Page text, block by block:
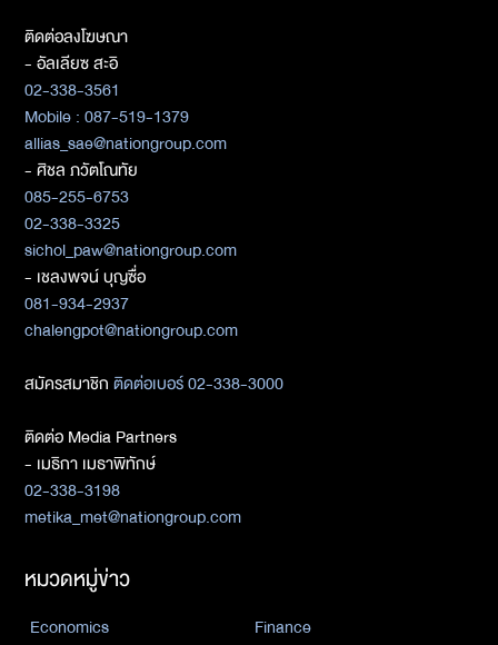
ติดต่อลงโฆษณา
- อัลเลียซ สะอิ
02-338-3561
Mobile : 087-519-1379
allias_sae@nationgroup.com
- ศิชล ภวัตโณทัย
085-255-6753
02-338-3325
sichol_paw@nationgroup.com
- เชลงพจน์ บุญซื่อ
081-934-2937
chalengpot@nationgroup.com
สมัครสมาชิกติดต่อเบอร์ 02-338-3000
ติดต่อ Media Partners
- เมธิกา เมธาพิทักษ์
02-338-3198
metika_met@nationgroup.com
หมวดหมู่ข่าว
Economics
Finance